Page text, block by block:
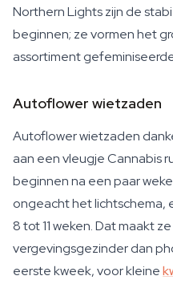
Northern Lights zijn de
beginnen; ze vormen het
assortiment
Autoflower wietzaden
Autoflower wietzaden
aan een vleugje Cannabis
beginnen na een paar
ongeacht het lichtschema,
8 tot 11 weken. Dat maakt
vergevingsgezinder dan
eerste kweek, voor kleine